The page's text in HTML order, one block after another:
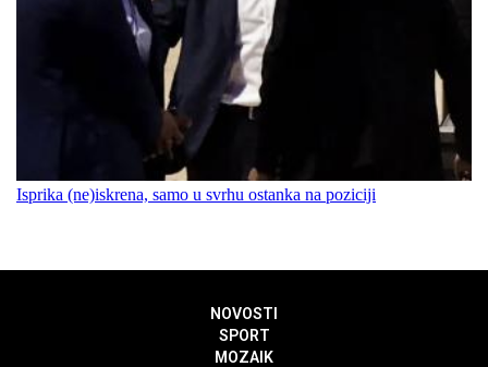
Isprika (ne)iskrena, samo u svrhu ostanka na poziciji
NOVOSTI
SPORT
MOZAIK